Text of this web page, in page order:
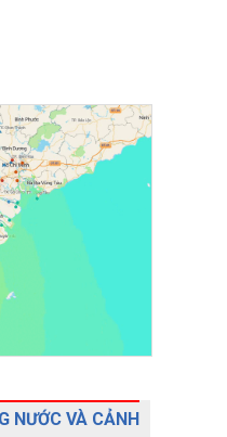
NƯỚC VÀ CẢNH